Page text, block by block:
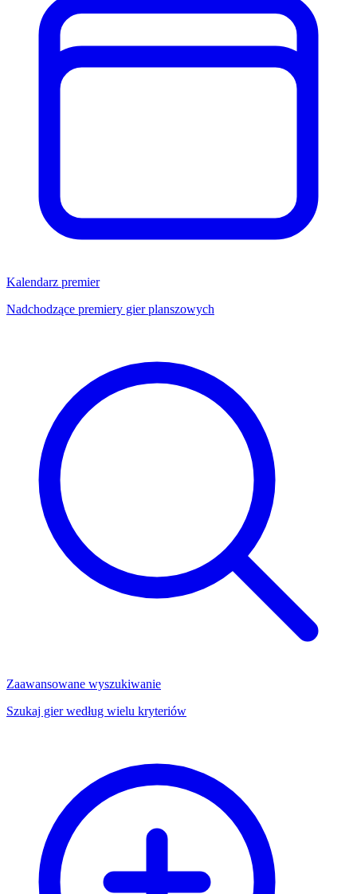
Kalendarz premier
Nadchodzące premiery gier planszowych
Zaawansowane wyszukiwanie
Szukaj gier według wielu kryteriów